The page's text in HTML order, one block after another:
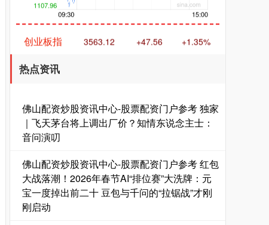
创业板指 +1.35%
基金指数
热点资讯
佛山配资炒股资讯中心-股票配资门户参考 独家
｜飞天茅台将上调出厂价？知情东说念主士：
音问演叨
佛山配资炒股资讯中心-股票配资门户参考 红包
大战落潮！2026年春节AI“排位赛”大洗牌：元
宝一度掉出前二十 豆包与千问的“拉锯战”才刚
刚启动